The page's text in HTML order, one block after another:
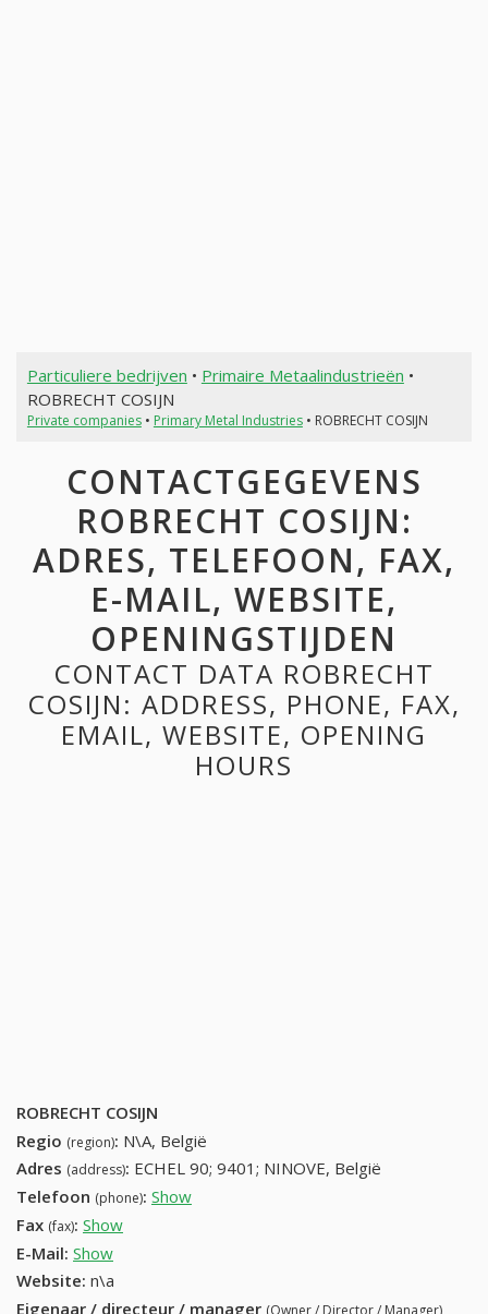
Particuliere bedrijven • Primaire Metaalindustrieën •
ROBRECHT COSIJN
Private companies• Primary Metal Industries• ROBRECHT COSIJN
CONTACTGEGEVENS
ROBRECHT COSIJN:
ADRES, TELEFOON, FAX,
E-MAIL, WEBSITE,
OPENINGSTIJDEN
CONTACT DATA ROBRECHT
COSIJN: ADDRESS, PHONE, FAX,
EMAIL, WEBSITE, OPENING
HOURS
ROBRECHT COSIJN
Regio (region): N\A, België
Adres (address): ECHEL 90; 9401; NINOVE, België
Telefoon (phone): Show
Fax (fax): Show
E-Mail: Show
Website: n\a
Eigenaar / directeur / manager